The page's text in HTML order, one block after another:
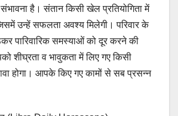
है। संतान किसी खेल प्रतियोगिता में
उन्हें सफलता अवश्य मिलेगी। परिवार के
पारिवारिक समस्याओं को दूर करने की
शीघ्रता व भावुकता में लिए गए किसी
होगा। आपके किए गए कामों से सब प्रसन्न